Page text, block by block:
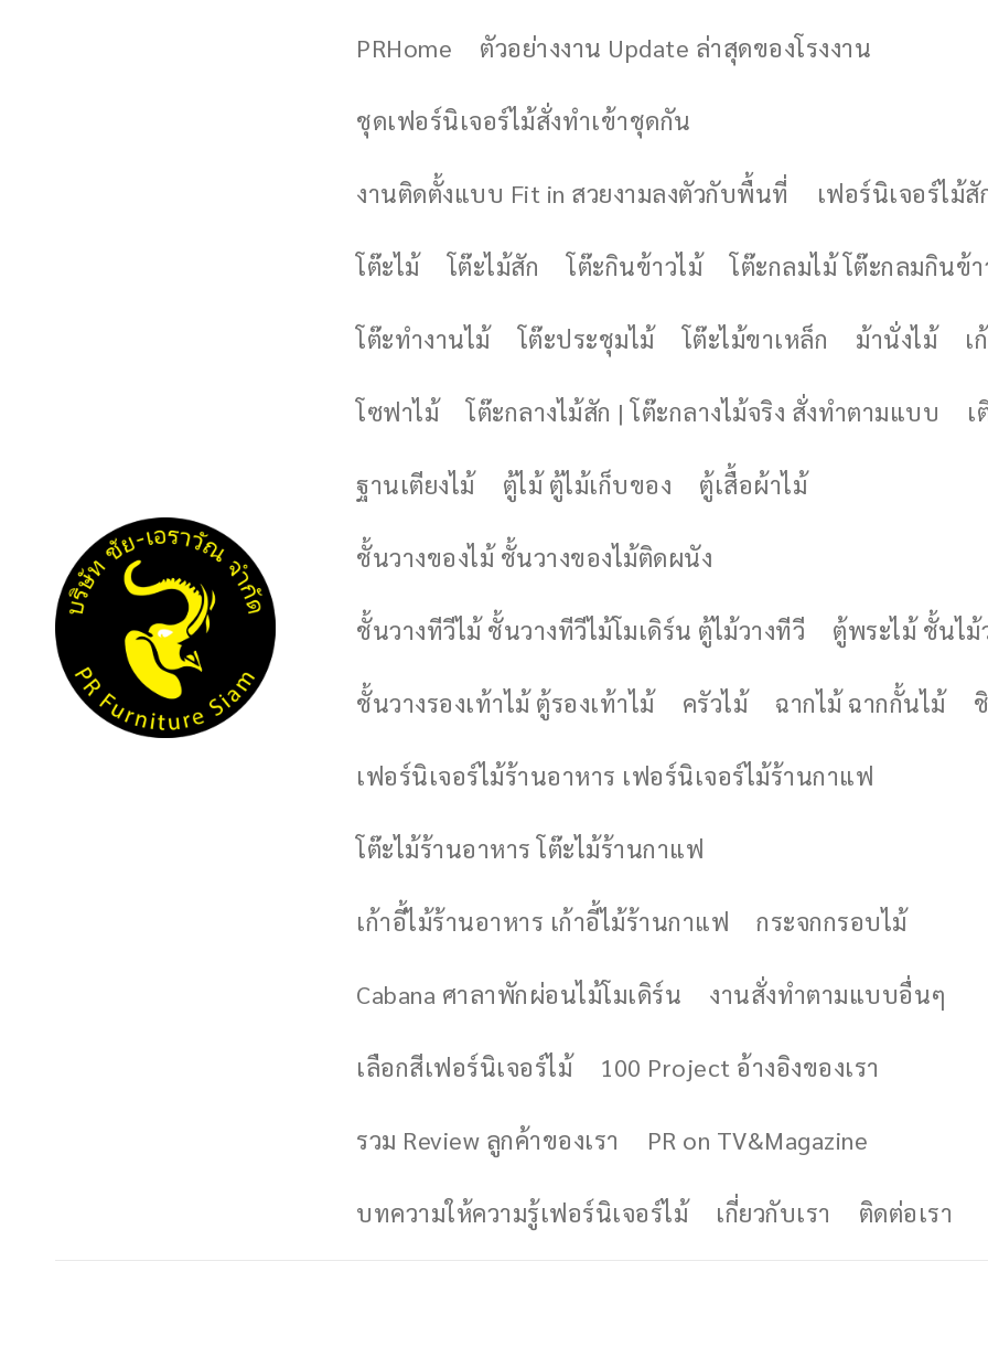
PRHome ตัวอย่างงาน Update ล่าสุดของโรงงาน
ชุดเฟอร์นิเจอร์ไม้สั่งทำเข้าชุดกัน
งานติดตั้งแบบ Fit in สวยงามลงตัวกับพื้นที่ เฟอร์นิเจอร์ไม้สั
โต๊ะไม้ โต๊ะไม้สัก โต๊ะกินข้าวไม้ โต๊ะกลมไม้ โต๊ะกลมกินข้า
โต๊ะทำงานไม้ โต๊ะประชุมไม้ โต๊ะไม้ขาเหล็ก ม้านั่งไม้ เ
โซฟาไม้ โต๊ะกลางไม้สัก | โต๊ะกลางไม้จริง สั่งทำตามแบบ เ
ฐานเตียงไม้ ตู้ไม้ ตู้ไม้เก็บของ ตู้เสื้อผ้าไม้
ชั้นวางของไม้ ชั้นวางของไม้ติดผนัง
ชั้นวางทีวีไม้ ชั้นวางทีวีไม้โมเดิร์น ตู้ไม้วางทีวี ตู้พระไม้ ชั้นไม้
ชั้นวางรองเท้าไม้ ตู้รองเท้าไม้ ครัวไม้ ฉากไม้ ฉากกั้นไม้
เฟอร์นิเจอร์ไม้ร้านอาหาร เฟอร์นิเจอร์ไม้ร้านกาแฟ
โต๊ะไม้ร้านอาหาร โต๊ะไม้ร้านกาแฟ
เก้าอี้ไม้ร้านอาหาร เก้าอี้ไม้ร้านกาแฟ กระจกกรอบไม้
Cabana ศาลาพักผ่อนไม้โมเดิร์น งานสั่งทำตามแบบอื่นๆ
เลือกสีเฟอร์นิเจอร์ไม้ 100 Project อ้างอิงของเรา
รวม Review ลูกค้าของเรา PR on TV&Magazine
บทความให้ความรู้เฟอร์นิเจอร์ไม้ เกี่ยวกับเรา ติดต่อเรา